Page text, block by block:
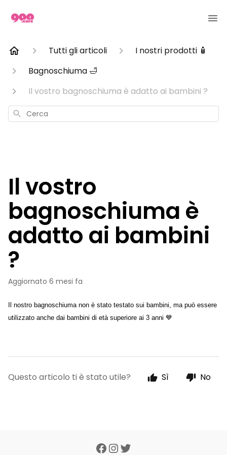
Tutti gli articoli
I nostri prodotti 🧴
Bagnoschiuma 🛁
Il vostro bagnoschiuma è adatto ai bambini ?
Cerca
Il vostro
bagnoschiuma è
adatto ai bambini
?
Aggiornato 6 mesi fa
Il nostro bagnoschiuma non è stato testato sui bambini, ma può essere
utilizzato anche dai bambini di età superiore ai 3 anni 💙
Questo articolo ti è stato utile? Sì No